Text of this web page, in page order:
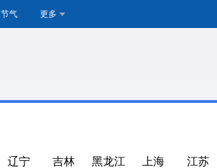
节气 更多
辽宁 吉林 黑龙江 上海 江苏